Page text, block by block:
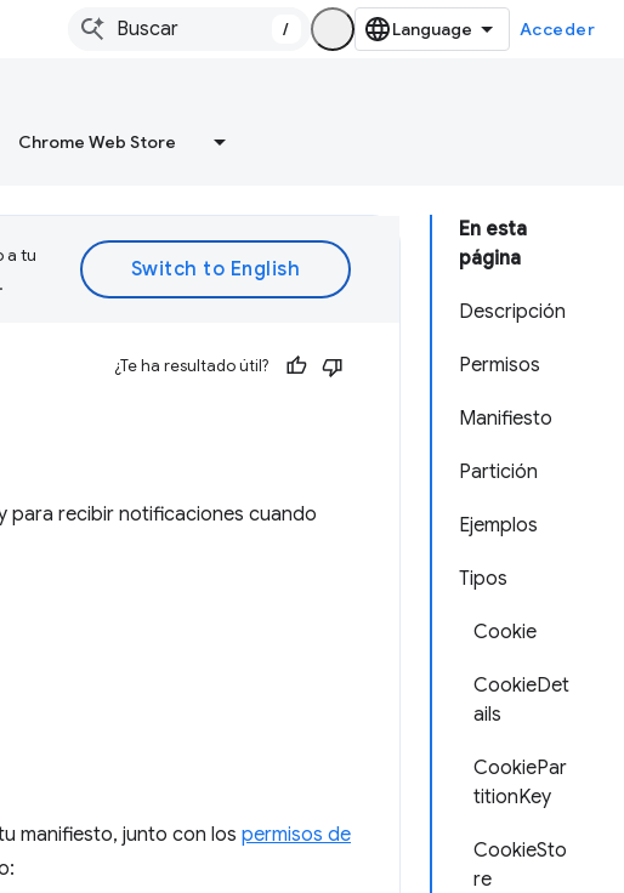
/ Acceder
Chrome Web Store
En esta
página
Descripción
Permisos
Manifiesto
Partición
Ejemplos
Tipos
Cookie
CookieDet
ails
CookiePar
titionKey
CookieSto
re
a tu
¿Te ha resultado útil?
para recibir notificaciones cuando
manifiesto, junto con los permisos de